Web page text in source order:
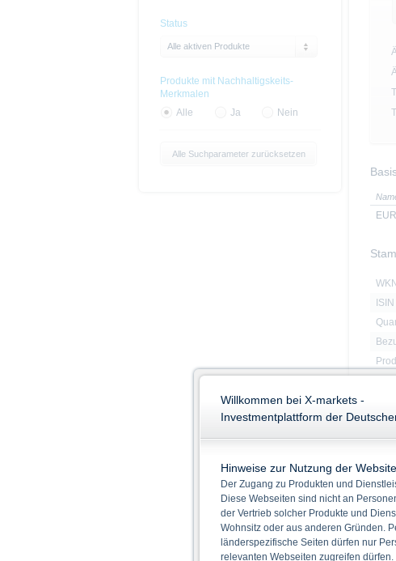
WKN
ISIN
Status
Alle aktiven Produkte
Produkte mit Nachhaltigskeits-
Merkmalen
Alle
Ja Nein
Alle Suchparameter zurücksetzen
Willkommen bei X-markets -
Investmentplattform der
Hinweise zur Nutzung der Website
Der Zugang zu Produkten und
Diese Webseiten sind nicht an
der Vertrieb solcher Produkte und
Wohnsitz oder aus anderen Gründen.
länderspezifische Seiten dürfen nur
relevanten Webseiten zugreifen